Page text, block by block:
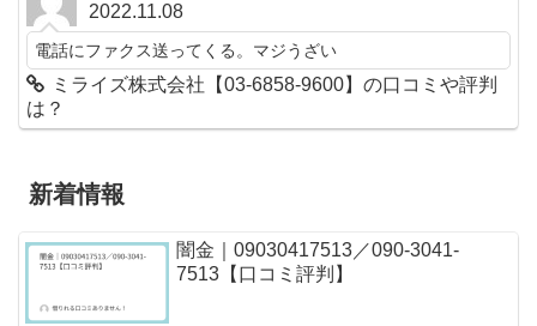
2022.11.08
電話にファクス送ってくる。マジうざい
ミライズ株式会社【03-6858-9600】の口コミや評判
は？
新着情報
闇金｜09030417513／090-3041-
7513【口コミ評判】